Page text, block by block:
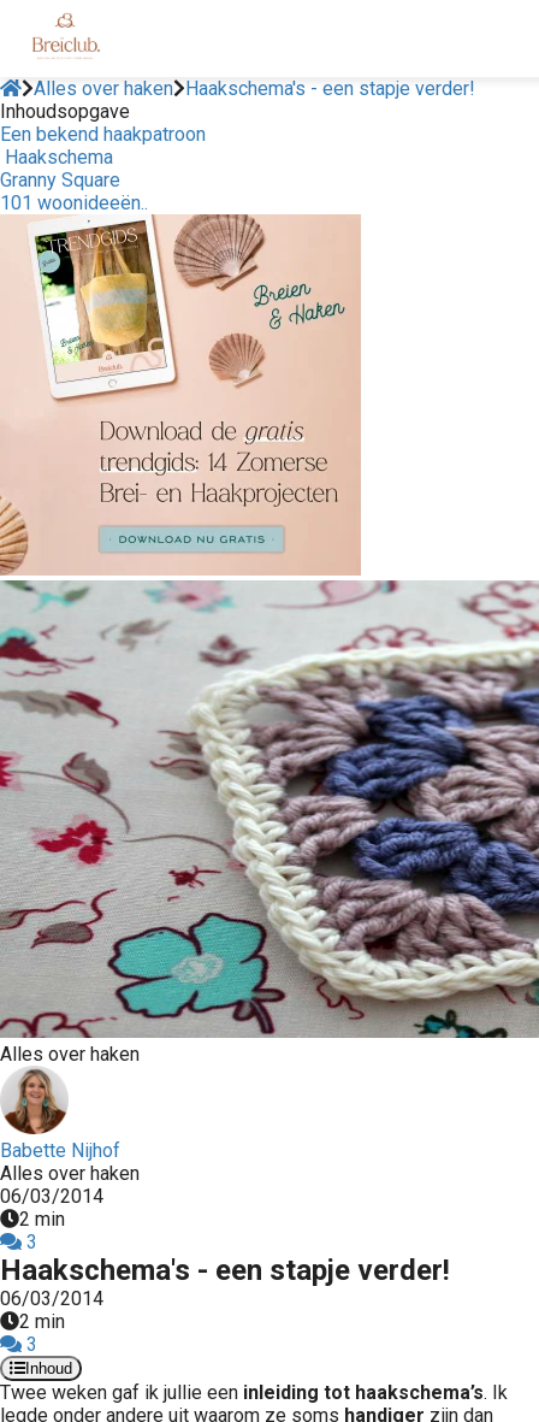
Alles over haken
Haakschema's - een stapje verder!
Inhoudsopgave
Een bekend haakpatroon
Haakschema
Granny Square
101 woonideeën..
Alles over haken
Babette Nijhof
Alles over haken
06/03/2014
2 min
3
Haakschema's - een stapje verder!
06/03/2014
2 min
3
Inhoud
Twee weken gaf ik jullie een inleiding tot haakschema’s. Ik
legde onder andere uit waarom ze soms handiger zijn dan